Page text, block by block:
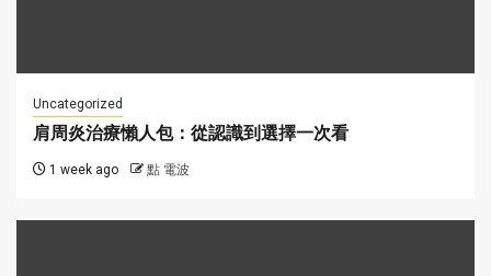
Uncategorized
肩周炎治療懶人包：從認識到選擇一次看
1 week ago 點 電波